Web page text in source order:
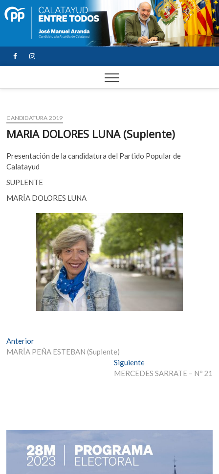
FACEBOOK
YOUTUBE
INSTAGRAM
CANDIDATURA 2019
MARIA DOLORES LUNA (Suplente)
Presentación de la candidatura del Partido Popular de
Calatayud
SUPLENTE
MARÍA DOLORES LUNA
Navegación
de
AnteriorEntrada
anterior:
MARÍA PEÑA ESTEBAN (Suplente)
SiguienteEntrada
siguiente:
MERCEDES SARRATE – Nº 21